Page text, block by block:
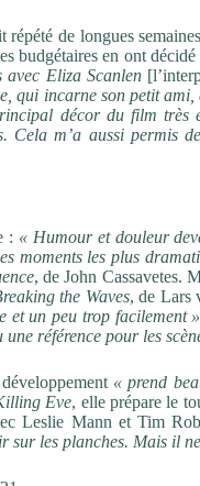
de longues
budgétaires en ont décidé
Eliza Scanlen
qui incarne son petit
décor du film très
Cela m’a aussi permis
: « Humour et douleur
moments les plus
, de John Cassavetes.
the Waves, de Lars
et un peu trop facilement
une référence pour les
« prend
Eve, elle prépare le
Leslie Mann et Tim
sur les planches. Mais il